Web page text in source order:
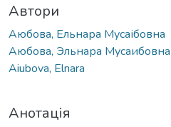
Автори
Аюбова, Ельнара Мусаібовна
Аюбова, Эльнара Мусаибовна
Aiubova, Elnara
Анотація